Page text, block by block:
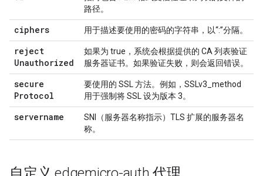
路径。
ciphers 用于描述要使用的密码的字符串，以“:”分隔。
reject
Unauthorized
如果为 true，系统会根据提供的 CA 列表验证
服务器证书。如果验证失败，则会返回错误。
secure
Protocol
要使用的 SSL 方法。例如，SSLv3_method
用于强制将 SSL 设为版本 3。
servername
SNI（服务器名称指示）TLS 扩展的服务器名
称。